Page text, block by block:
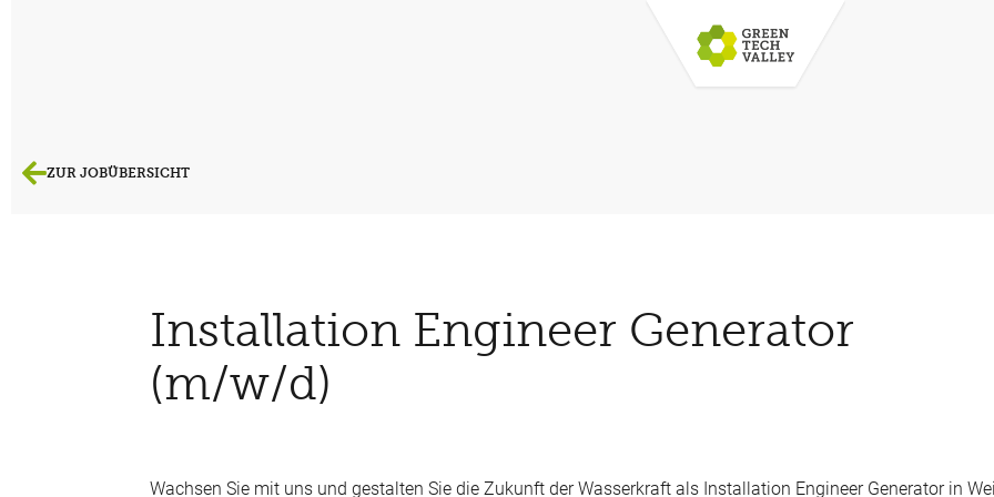
ZUR JOBÜBERSICHT
Installation Engineer Generator
(m/w/d)
Wachsen Sie mit uns und gestalten Sie die Zukunft der Wasserkraft als Installation Engineer Generator in